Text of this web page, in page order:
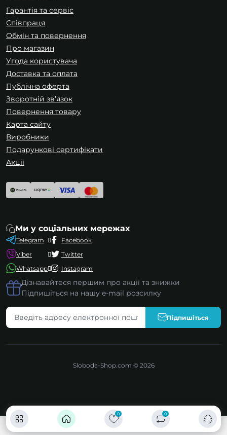
0 0
Гарантія та сервіс
Співпраця
Обмін та повернення
Про магазин
Угода користувача
Доставка та оплата
Публічна оферта
Зворотній зв’язок
Повернення товару
Карта сайту
Виробники
Подарункові сертифікати
Акції
Ми у соціальних мережах
Telegram
Viber
Whatsapp
Facebook
Twitter
Instagram
Дізнавайтеся першим про акції та знижки
Підпишіться на нашу e-mail розсилку
Підпишіться
Sloboda-Shop.com © 2026